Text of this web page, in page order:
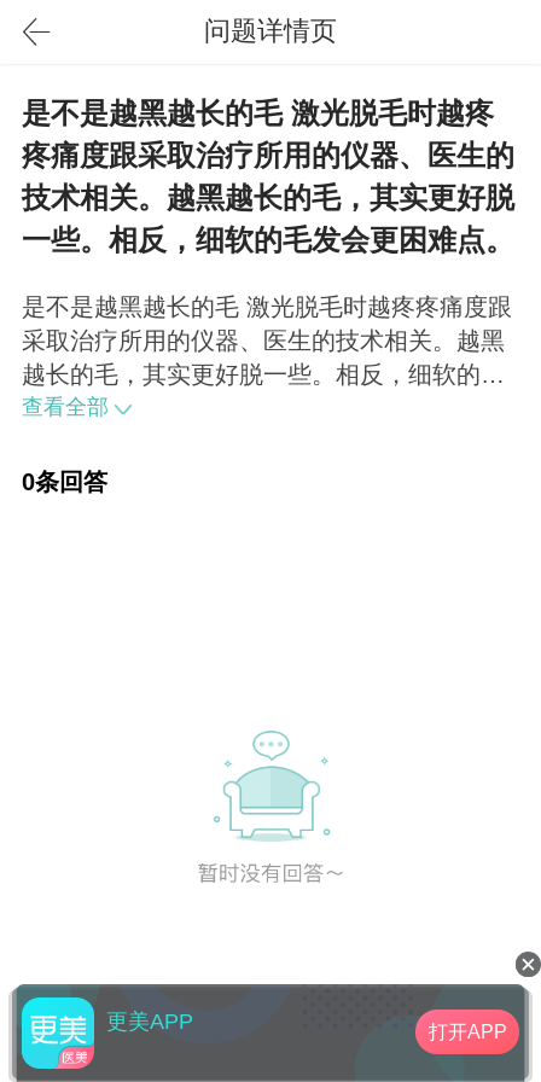
问题详情页
是不是越黑越长的毛 激光脱毛时越疼
疼痛度跟采取治疗所用的仪器、医生的
技术相关。越黑越长的毛，其实更好脱
一些。相反，细软的毛发会更困难点。
是不是越黑越长的毛 激光脱毛时越疼疼痛度跟
采取治疗所用的仪器、医生的技术相关。越黑
越长的毛，其实更好脱一些。相反，细软的毛
发会更困难点。
查看全部
0条回答
更美APP 打开APP